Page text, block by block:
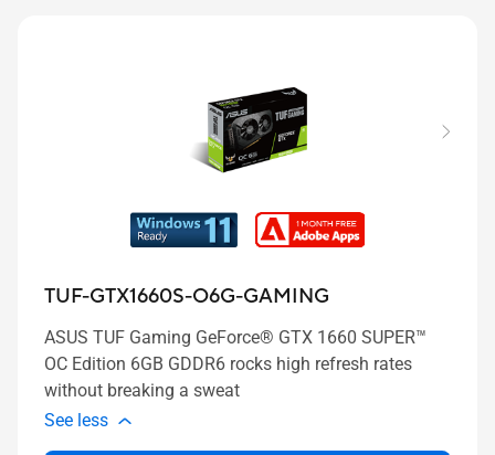
TUF-GTX1660S-O6G-GAMING
ASUS TUF Gaming GeForce® GTX 1660 SUPER™
OC Edition 6GB GDDR6 rocks high refresh rates
without breaking a sweat
See less